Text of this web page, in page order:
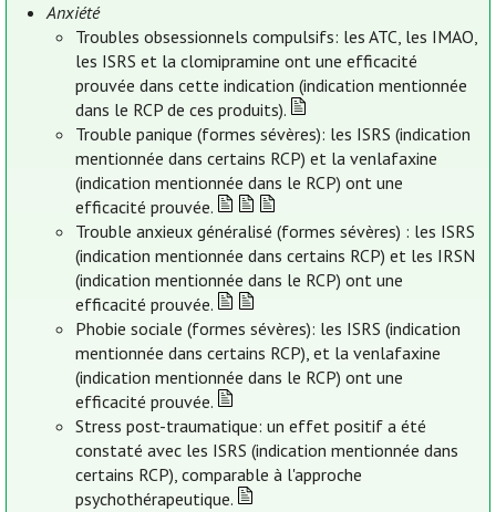
Anxiété
Troubles obsessionnels compulsifs: les ATC, les IMAO,
les ISRS et la clomipramine ont une efficacité
prouvée dans cette indication (indication mentionnée
dans le RCP de ces produits).
Trouble panique (formes sévères): les ISRS (indication
mentionnée dans certains RCP) et la venlafaxine
(indication mentionnée dans le RCP) ont une
efficacité prouvée.
Trouble anxieux généralisé (formes sévères) : les ISRS
(indication mentionnée dans certains RCP) et les IRSN
(indication mentionnée dans le RCP) ont une
efficacité prouvée.
Phobie sociale (formes sévères): les ISRS (indication
mentionnée dans certains RCP), et la venlafaxine
(indication mentionnée dans le RCP) ont une
efficacité prouvée.
Stress post-traumatique: un effet positif a été
constaté avec les ISRS (indication mentionnée dans
certains RCP), comparable à l'approche
psychothérapeutique.